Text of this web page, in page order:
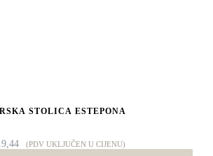
STOLICA ESTEPONA
(PDV UKLJUČEN U CIJENU)